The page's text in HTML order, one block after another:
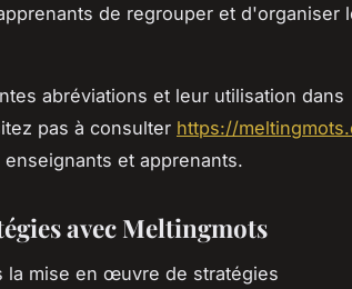
de regrouper et d'organiser
abréviations et leur utilisation dans
pas à consulter https://
et apprenants.
avec Meltingmots
la mise en œuvre de stratégies